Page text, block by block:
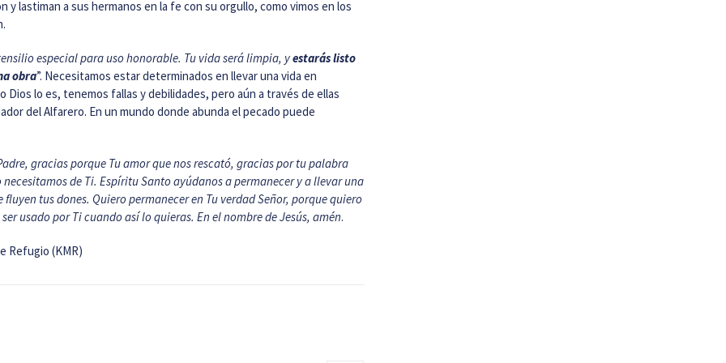
lastiman a sus hermanos en la fe con su orgullo, como vimos en los
especial para uso honorable. Tu vida será limpia, yestarás listo
obra”. Necesitamos estar determinados en llevar una vida en
lo es, tenemos fallas y debilidades, pero aún a través de ellas
del Alfarero. En un mundo donde abunda el pecado puede
gracias porque Tu amor que nos rescató, gracias por tu palabra
de Ti. Espíritu Santo ayúdanos a permanecer y a llevar una
tus dones. Quiero permanecer en Tu verdad Señor, porque quiero
usado por Ti cuando así lo quieras. En el nombre de Jesús, amén.
Refugio (KMR)